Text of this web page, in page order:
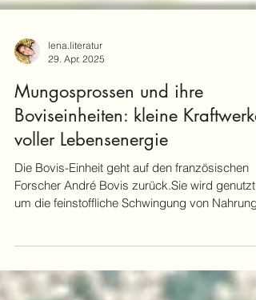
lena.literatur
29. Apr. 2025
Mungosprossen und ihre
Boviseinheiten: kleine Kraftwerke
Forscher André Bovis zurück.Sie wird genutzt,
um die feinstoffliche Schwingung von Nahrung,